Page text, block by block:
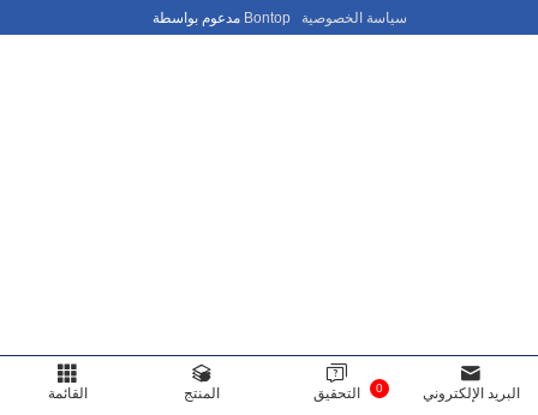
مدعوم بواسطة Bontop سياسة الخصوصية
القائمة المنتج 0 التحقيق البريد الإلكتروني